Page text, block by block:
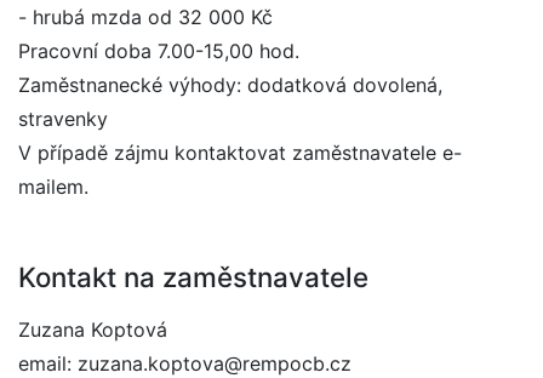
- hrubá mzda od 32 000 Kč
Pracovní doba 7.00-15,00 hod.
Zaměstnanecké výhody: dodatková dovolená,
stravenky
V případě zájmu kontaktovat zaměstnavatele e-
mailem.
Kontakt na zaměstnavatele
Zuzana Koptová
email: zuzana.koptova@rempocb.cz